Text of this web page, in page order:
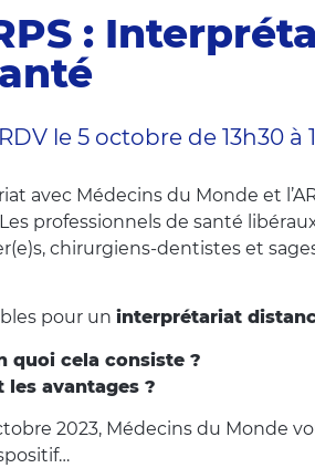
:
le 5 octobre de 13h30 à
avec Médecins du Monde et
professionnels de santé
chirurgiens-dentistes et
pour un interprétariat
quoi cela consiste ?
avantages ?
2023, Médecins du Monde